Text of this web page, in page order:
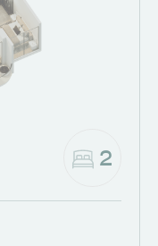
2